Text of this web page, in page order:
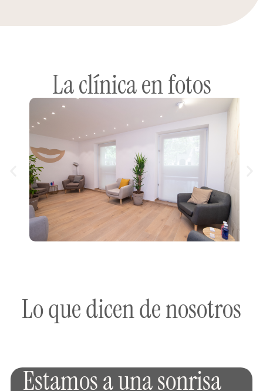
La clínica en fotos
Lo que dicen de nosotros
Estamos a una sonrisa